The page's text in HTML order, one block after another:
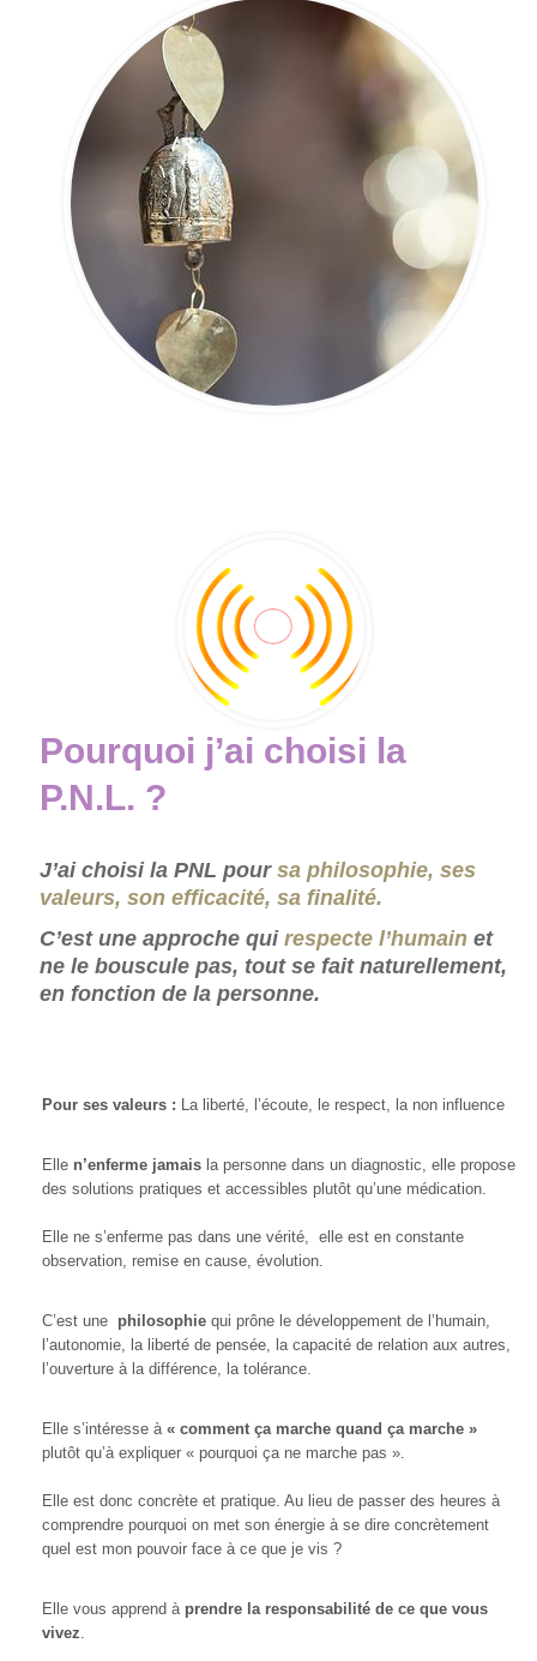
Pourquoi j’ai choisi la
P.N.L. ?
J’ai choisi la PNL pour sa philosophie, ses
valeurs, son efficacité, sa finalité.
C’est une approche qui respecte l’humainet
ne le bouscule pas, tout se fait naturellement,
en fonction de la personne.
Pour ses valeurs : La liberté, l’écoute, le respect, la non influence
Elle n’enferme jamais la personne dans un diagnostic, elle propose
des solutions pratiques et accessibles plutôt qu’une médication.
Elle ne s’enferme pas dans une vérité, elle est en constante
observation, remise en cause, évolution.
C’est une philosophie qui prône le développement de l’humain,
l’autonomie, la liberté de pensée, la capacité de relation aux autres,
l’ouverture à la différence, la tolérance.
Elle s’intéresse à « comment ça marche quand ça marche »
plutôt qu’à expliquer « pourquoi ça ne marche pas ».
Elle est donc concrète et pratique. Au lieu de passer des heures à
comprendre pourquoi on met son énergie à se dire concrètement
quel est mon pouvoir face à ce que je vis ?
Elle vous apprend à prendre la responsabilité de ce que vous
vivez